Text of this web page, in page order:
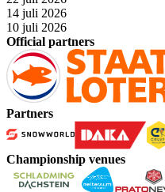
14 juli 2026
10 juli 2026
Official partners
Partners
Championship venues